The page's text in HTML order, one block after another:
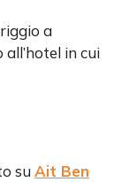
a
in cui
su Ait Ben